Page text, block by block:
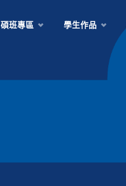
碩班專區 學生作品